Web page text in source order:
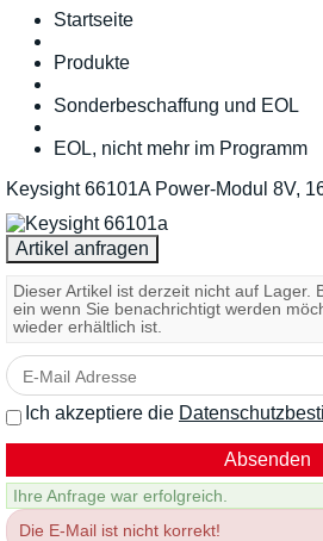
Startseite
Produkte
Sonderbeschaffung und EOL
EOL, nicht mehr im Programm
Keysight 66101A Power-Modul 8V,
Dieser Artikel ist derzeit nicht auf Lager.
ein wenn Sie benachrichtigt werden
wieder erhältlich ist.
Ich akzeptiere die
Ihre Anfrage war erfolgreich.
Die E-Mail ist nicht korrekt!